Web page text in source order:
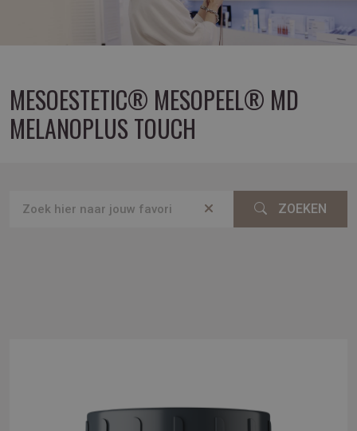
MESOESTETIC® MESOPEEL® MD
MELANOPLUS TOUCH
ZOEKEN